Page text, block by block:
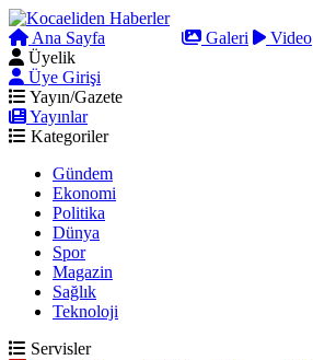
Ana Sayfa Galeri Video
Üyelik
Üye Girişi
Yayın/Gazete
Yayınlar
Kategoriler
Gündem
Ekonomi
Politika
Dünya
Spor
Magazin
Sağlık
Teknoloji
Servisler